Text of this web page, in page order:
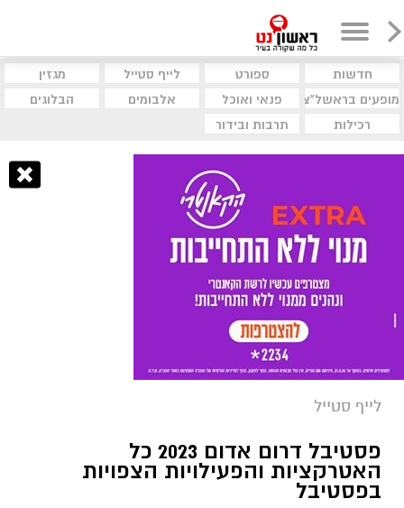
חדשות ספורט לייף סטייל
מגזין
מופעים בראשל"צ
פנאי ואוכל אלבומים
הבלוגים
רכילות
תרבות ובידור
לייף סטייל
פסטיבל דרום אדום 2023 כל
האטרקציות והפעילויות הצפויות
בפסטיבל